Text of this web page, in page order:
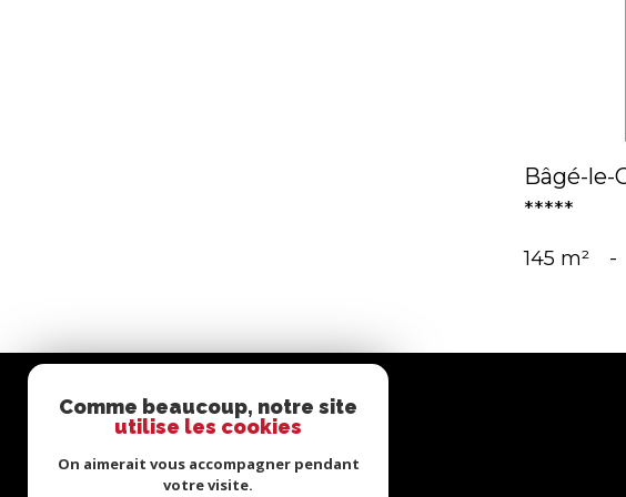
Bâgé-le-
*****
145 m² -
Comme beaucoup, notre site
utilise les cookies
On aimerait vous accompagner pendant
votre visite.